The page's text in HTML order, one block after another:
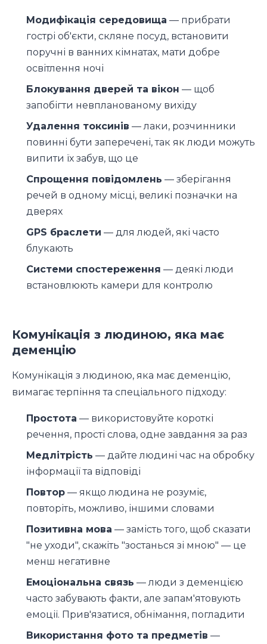
Модифікація середовища — прибрати
гострі об'єкти, скляне посуд, встановити
поручні в ванних кімнатах, мати добре
освітлення ночі
Блокування дверей та вікон — щоб
запобігти невпланованому вихіду
Удалення токсинів — лаки, розчинники
повинні бути заперечені, так як люди можуть
випити їх забув, що це
Спрощення повідомлень — зберігання
речей в одному місці, великі позначки на
дверях
GPS браслети — для людей, які часто
блукають
Системи спостереження — деякі люди
встановлюють камери для контролю
Комунікація з людиною, яка має
деменцію
Комунікація з людиною, яка має деменцію,
вимагає терпіння та спеціального підходу:
Простота — використовуйте короткі
речення, прості слова, одне завдання за раз
Медлітрість — дайте людині час на обробку
інформації та відповіді
Повтор — якщо людина не розуміє,
повторіть, можливо, іншими словами
Позитивна мова — замість того, щоб сказати
"не уходи", скажіть "зостанься зі мною" — це
менш негативне
Емоціональна связь — люди з деменцією
часто забувають факти, але запам'ятовують
емоції. Прив'язатися, обнімання, погладити
Використання фото та предметів —